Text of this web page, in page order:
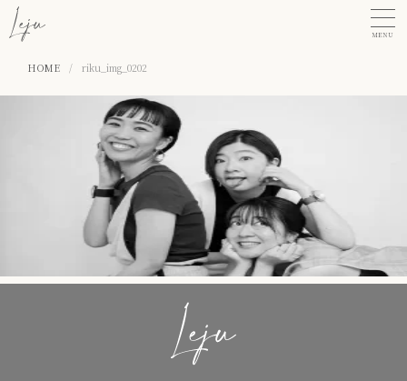
MENU
HOME / riku_img_0202